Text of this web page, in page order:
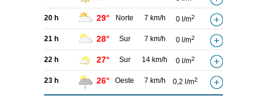
20 h 29° Norte 7 km/h 0 l/m2
21 h 28° Sur 7 km/h 0 l/m2
22 h 27° Sur 14 km/h 0 l/m2
23 h 26° Oeste 7 km/h 0,2 l/m2